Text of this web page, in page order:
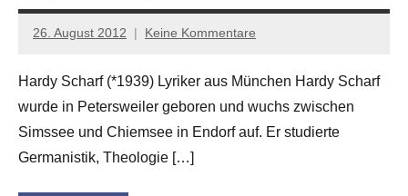
26. August 2012
Anton
Leitner
Keine Kommentare
Hardy Scharf (*1939) Lyriker aus München Hardy Scharf
wurde in Petersweiler geboren und wuchs zwischen
Simssee und Chiemsee in Endorf auf. Er studierte
Germanistik, Theologie […]